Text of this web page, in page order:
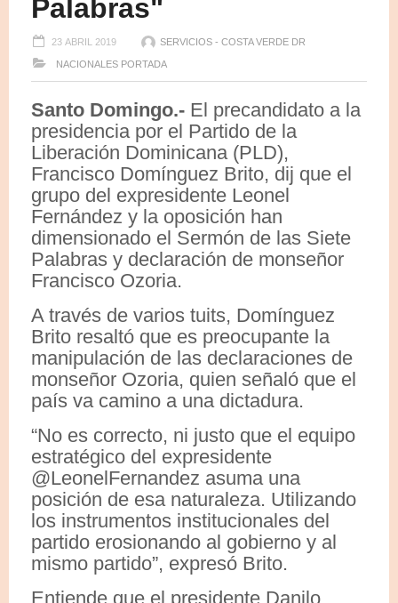
Palabras"
23 ABRIL 2019 SERVICIOS - COSTA VERDE DR
NACIONALES PORTADA
Santo Domingo.- El precandidato a la
presidencia por el Partido de la
Liberación Dominicana (PLD),
Francisco Domínguez Brito, dij que el
grupo del expresidente Leonel
Fernández y la oposición han
dimensionado el Sermón de las Siete
Palabras y declaración de monseñor
Francisco Ozoria.
A través de varios tuits, Domínguez
Brito resaltó que es preocupante la
manipulación de las declaraciones de
monseñor Ozoria, quien señaló que el
país va camino a una dictadura.
“No es correcto, ni justo que el equipo
estratégico del expresidente
@LeonelFernandez asuma una
posición de esa naturaleza. Utilizando
los instrumentos institucionales del
partido erosionando al gobierno y al
mismo partido”, expresó Brito.
Entiende que el presidente Danilo